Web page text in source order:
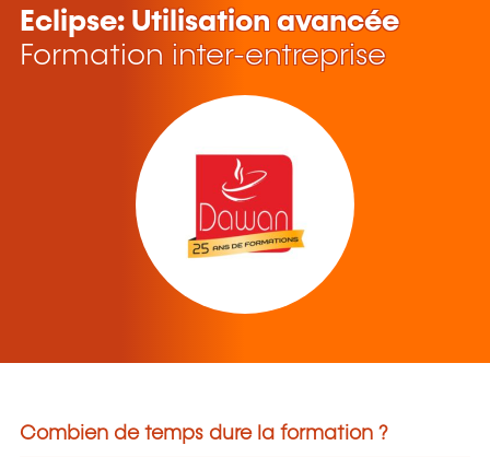
Eclipse: Utilisation avancée
Formation inter-entreprise
Combien de temps dure la formation ?